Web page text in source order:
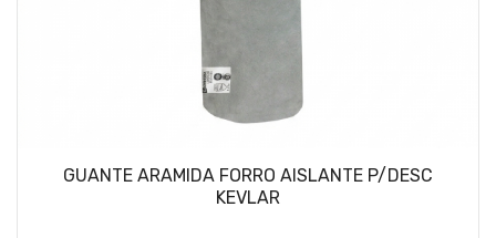
GUANTE ARAMIDA FORRO AISLANTE P/DESC
KEVLAR